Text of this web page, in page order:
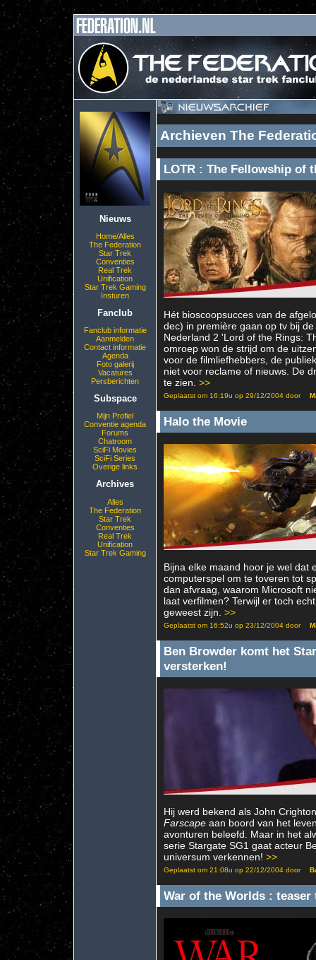
Nieuws
Home/Alles
The Federation
Star Trek
Conventies
Real Trek
Unification
Star Trek Gaming
Insturen
Fanclub
Fanclub informatie
Aanmelden
Contact informatie
Agenda
Foto galerij
Vacatures
Persberichten
Subspace
Mijn Profiel
Conventie agenda
Forums
Chatroom
SciFi Movies
SciFi Series
Overige links
Archives
Alles
The Federation
Star Trek
Conventies
Real Trek
Unification
Star Trek Gaming
Archieven The
LOTR : The Fellowship of
Hét bioscoopsucces van de
dec) in première gaan op tv bij
Nederland 2 'Lord of the Rings:
omroep won de strijd om de
voor de filmliefhebbers, de
niet voor reclame of nieuws. De
te zien. >>
Geplaatst om 16:19u op 29/12/2004 door
Halo the Movie
Bijna elke maand hoor je wel dat
computerspel om te toveren tot
dan afvraag, waarom Microsoft
laat verfilmen? Terwijl er toch
geweest zijn. >>
Geplaatst om 16:52u op 23/12/2004 door
Ben Browder komt het
versterken!
Hij werd bekend als John
Farscape aan boord van het
avonturen beleefd. Maar in het
serie Stargate SG1 gaat acteur
universum verkennen! >>
Geplaatst om 21:08u op 22/12/2004 door
War of the Worlds : teaser